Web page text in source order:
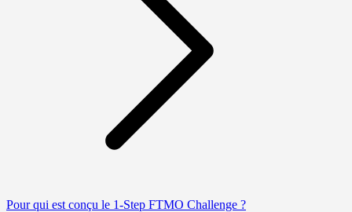
Pour qui est conçu le 1-Step FTMO Challenge ?